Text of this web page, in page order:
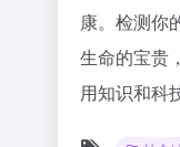
康。检测你
生命的宝贵
用知识和科